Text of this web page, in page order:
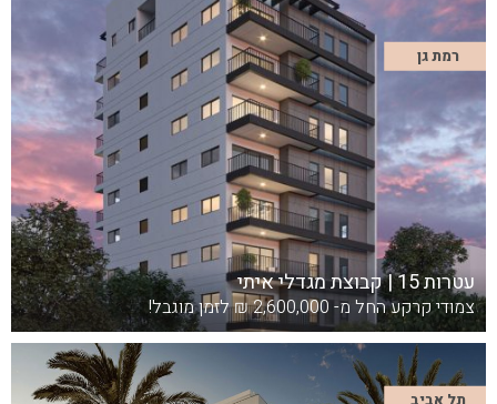
תל אביב
עטרות 15 | קבוצת מגדלי איתי
צמודי קרקע החל מ- 2,600,000 ₪ לזמן מוגבל!
רמת גן